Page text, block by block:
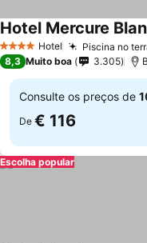
4 EstrelasHotel Piscina no
Hotel Mercure
8,3 Muito boa 3.305
Consulte os preços de
De € 116
Escolha popular